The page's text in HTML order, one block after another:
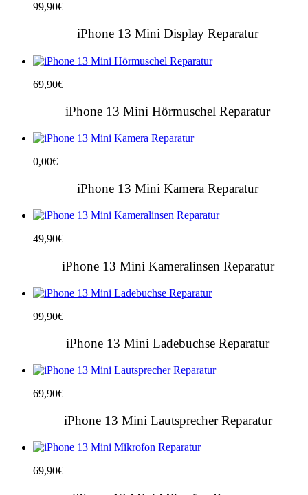
99,90€
iPhone 13 Mini Display Reparatur
69,90€
iPhone 13 Mini Hörmuschel Reparatur
0,00€
iPhone 13 Mini Kamera Reparatur
49,90€
iPhone 13 Mini Kameralinsen Reparatur
99,90€
iPhone 13 Mini Ladebuchse Reparatur
69,90€
iPhone 13 Mini Lautsprecher Reparatur
69,90€